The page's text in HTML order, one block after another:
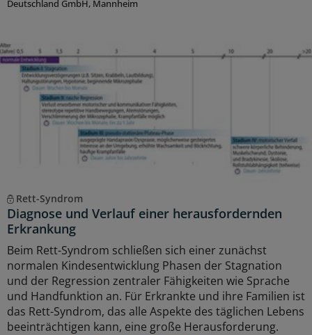
Deutschland GmbH, Mannheim
Rett-Syndrom
Diagnose und Verlauf einer herausfordernden
Erkrankung
Beim Rett-Syndrom schließen sich einer zunächst
normalen Kindesentwicklung Phasen der Stagnation
und der Regression zentraler Fähigkeiten wie Sprache
und Handfunktion an. Für Erkrankte und ihre Familien ist
das Rett-Syndrom, das alle Aspekte des täglichen Lebens
beeinträchtigen kann, eine große Herausforderung.